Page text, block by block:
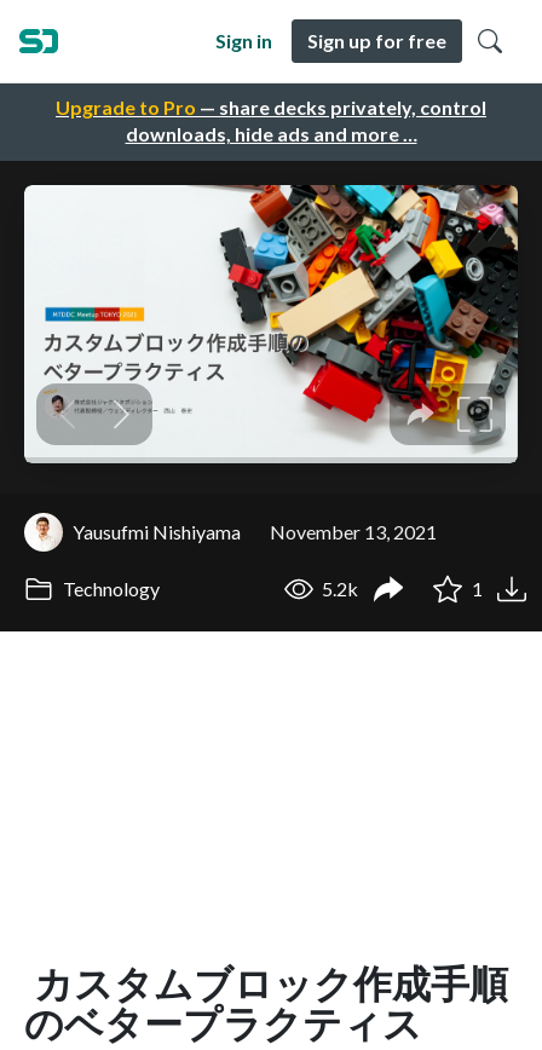
Upgrade to Pro — share decks privately, control
downloads, hide ads and more …
Sign in Sign up for free
Yausufmi Nishiyama November 13, 2021
Technology 5.2k 1
カスタムブロック作成手順
のベタープラクティス